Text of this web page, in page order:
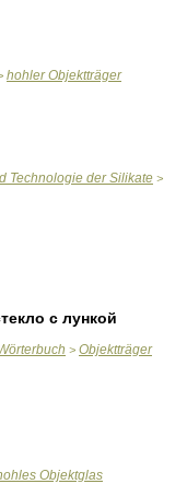
hohler Objektträger
Technologie der Silikate >
с лункой
> Objektträger
Objektglas